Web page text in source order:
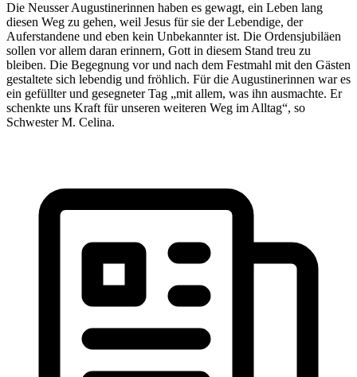
Die Neusser Augustinerinnen haben es gewagt, ein Leben lang
diesen Weg zu gehen, weil Jesus für sie der Lebendige, der
Auferstandene und eben kein Unbekannter ist. Die Ordensjubiläen
sollen vor allem daran erinnern, Gott in diesem Stand treu zu
bleiben. Die Begegnung vor und nach dem Festmahl mit den Gästen
gestaltete sich lebendig und fröhlich. Für die Augustinerinnen war es
ein gefüllter und gesegneter Tag „mit allem, was ihn ausmachte. Er
schenkte uns Kraft für unseren weiteren Weg im Alltag“, so
Schwester M. Celina.